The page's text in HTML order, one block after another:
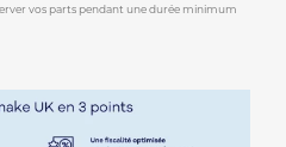
vos parts pendant une durée minimum